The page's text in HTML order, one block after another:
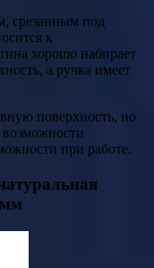
срезанным под
к
хорошо набирает
а ручка имеет
поверхность, но
при работе.